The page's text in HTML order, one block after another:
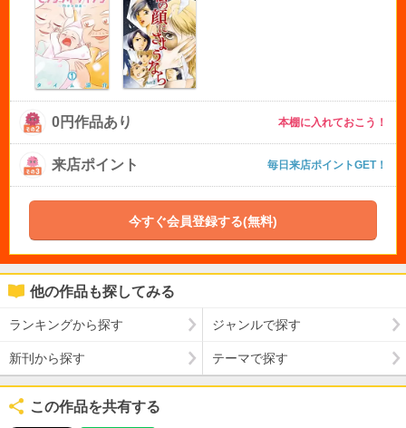
0円作品あり 本棚に入れておこう！
来店ポイント 毎日来店ポイントGET！
今すぐ会員登録する(無料)
他の作品も探してみる
ランキングから探す ジャンルで探す
新刊から探す テーマで探す
この作品を共有する